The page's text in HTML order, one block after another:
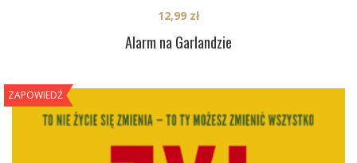
Alarm na Garlandzie
12,99 zł
ZAPOWIEDŹ